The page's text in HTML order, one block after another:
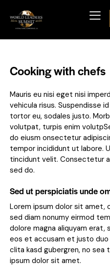
Cooking with chefs
Mauris eu nisi eget nisi
vehicula risus. Suspendisse
tortor eu, sodales justo.
volutpat, turpis enim
do eiusm onsectetur
tempor incididunt ut labore.
tincidunt velit. Consectetur
sed do.
Sed ut perspiciatis unde
Lorem ipsum dolor sit amet,
sed diam nonumy eirmod
dolore magna aliquyam erat,
eos et accusam et justo
clita kasd gubergren, no
ipsum dolor sit amet.